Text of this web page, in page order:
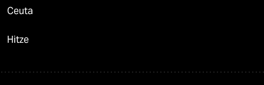
Ceuta
Hitze